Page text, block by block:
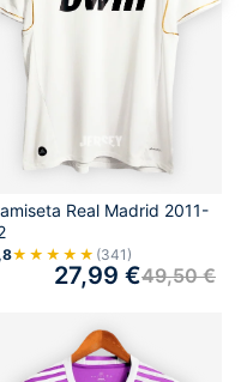
Real Madrid 2011-
★★★★★ (341)
49,50€
27,99 €